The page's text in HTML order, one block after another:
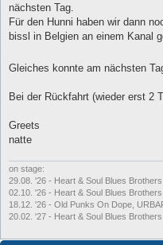
nächsten Tag.
Für den Hunni haben wir dann
bissl in Belgien an einem Kanal
Gleiches konnte am nächsten
Bei der Rückfahrt (wieder erst 2
Greets
natte
on stage:
29.08. '26 - Heart & Soul Blues
02.10. '26 - Heart & Soul Blues
18.12. '26 - Old Punks On Dope,
20.02. '27 - Heart & Soul Blues